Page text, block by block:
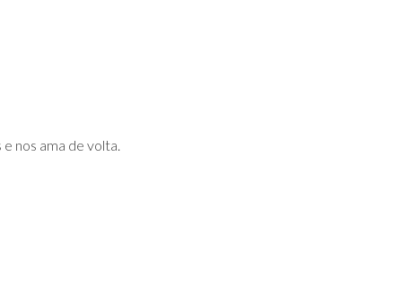
nos ama de volta.